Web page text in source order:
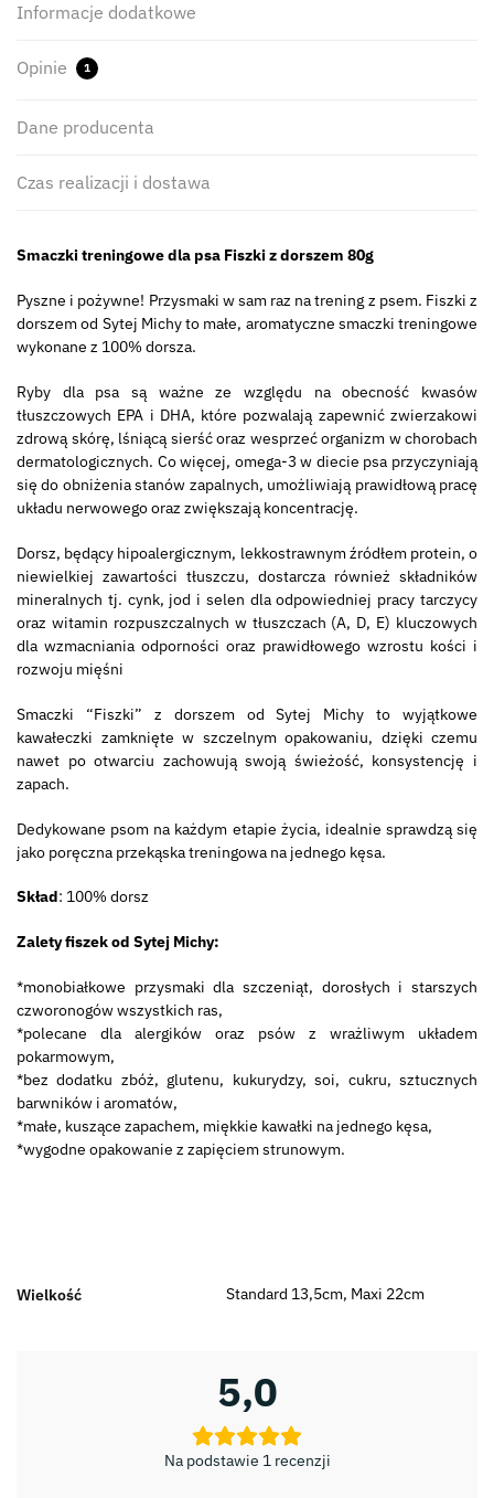
Informacje dodatkowe
Opinie 1
Dane producenta
Czas realizacji i dostawa
Smaczki treningowe dla psa Fiszki z dorszem 80g
Pyszne i pożywne! Przysmaki w sam raz na trening z psem. Fiszki z
dorszem od Sytej Michy to małe, aromatyczne smaczki treningowe
wykonane z 100% dorsza.
Ryby dla psa są ważne ze względu na obecność kwasów
tłuszczowych EPA i DHA, które pozwalają zapewnić zwierzakowi
zdrową skórę, lśniącą sierść oraz wesprzeć organizm w chorobach
dermatologicznych. Co więcej, omega-3 w diecie psa przyczyniają
się do obniżenia stanów zapalnych, umożliwiają prawidłową pracę
układu nerwowego oraz zwiększają koncentrację.
Dorsz, będący hipoalergicznym, lekkostrawnym źródłem protein, o
niewielkiej zawartości tłuszczu, dostarcza również składników
mineralnych tj. cynk, jod i selen dla odpowiedniej pracy tarczycy
oraz witamin rozpuszczalnych w tłuszczach (A, D, E) kluczowych
dla wzmacniania odporności oraz prawidłowego wzrostu kości i
rozwoju mięśni
Smaczki “Fiszki” z dorszem od Sytej Michy to wyjątkowe
kawałeczki zamknięte w szczelnym opakowaniu, dzięki czemu
nawet po otwarciu zachowują swoją świeżość, konsystencję i
zapach.
Dedykowane psom na każdym etapie życia, idealnie sprawdzą się
jako poręczna przekąska treningowa na jednego kęsa.
Skład: 100% dorsz
Zalety fiszek od Sytej Michy:
*monobiałkowe przysmaki dla szczeniąt, dorosłych i starszych
czworonogów wszystkich ras,
*polecane dla alergików oraz psów z wrażliwym układem
pokarmowym,
*bez dodatku zbóż, glutenu, kukurydzy, soi, cukru, sztucznych
barwników i aromatów,
*małe, kuszące zapachem, miękkie kawałki na jednego kęsa,
*wygodne opakowanie z zapięciem strunowym.
Wielkość Standard 13,5cm, Maxi 22cm
5,0
Na podstawie 1 recenzji